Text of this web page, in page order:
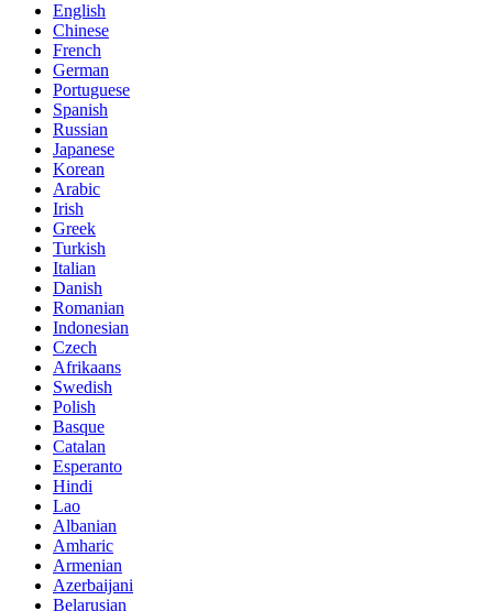
English
Chinese
French
German
Portuguese
Spanish
Russian
Japanese
Korean
Arabic
Irish
Greek
Turkish
Italian
Danish
Romanian
Indonesian
Czech
Afrikaans
Swedish
Polish
Basque
Catalan
Esperanto
Hindi
Lao
Albanian
Amharic
Armenian
Azerbaijani
Belarusian